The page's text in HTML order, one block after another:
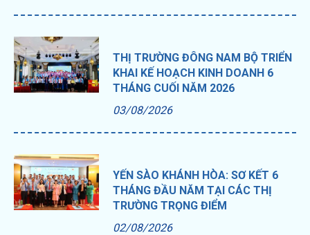
THỊ TRƯỜNG ĐÔNG NAM BỘ TRIỂN
KHAI KẾ HOẠCH KINH DOANH 6
THÁNG CUỐI NĂM 2026
03/08/2026
YẾN SÀO KHÁNH HÒA: SƠ KẾT 6
THÁNG ĐẦU NĂM TẠI CÁC THỊ
TRƯỜNG TRỌNG ĐIỂM
02/08/2026